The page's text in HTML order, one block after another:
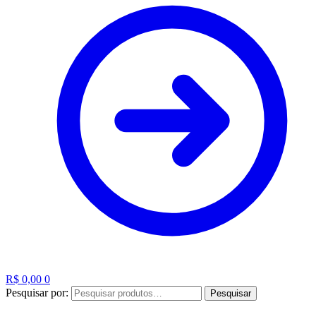
R$ 0,00 0
Pesquisar por:
Pesquisar